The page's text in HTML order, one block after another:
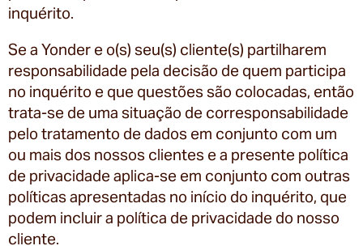
inquérito.
Se a Yonder e o(s) seu(s) cliente(s) partilharem
responsabilidade pela decisão de quem participa
no inquérito e que questões são colocadas, então
trata-se de uma situação de corresponsabilidade
pelo tratamento de dados em conjunto com um
ou mais dos nossos clientes e a presente política
de privacidade aplica-se em conjunto com outras
políticas apresentadas no início do inquérito, que
podem incluir a política de privacidade do nosso
cliente.